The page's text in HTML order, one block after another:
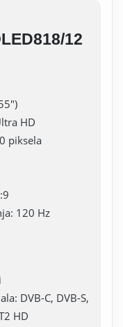
12
HD
piksela
120 Hz
DVB-C, DVB-S,
HD